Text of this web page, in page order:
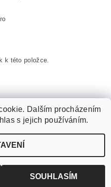
k této položce.
práva vyhrazena
Dalším procházením
s jejich používáním.
SOUHLASÍM